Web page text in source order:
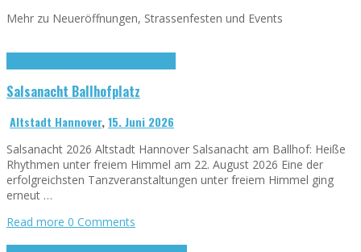
Mehr zu Neueröffnungen, Strassenfesten und Events
Salsanacht Ballhofplatz
Altstadt Hannover,15. Juni 2026
Salsanacht 2026 Altstadt Hannover Salsanacht am Ballhof: Heiße
Rhythmen unter freiem Himmel am 22. August 2026 Eine der
erfolgreichsten Tanzveranstaltungen unter freiem Himmel ging
erneut …
Read more 0 Comments